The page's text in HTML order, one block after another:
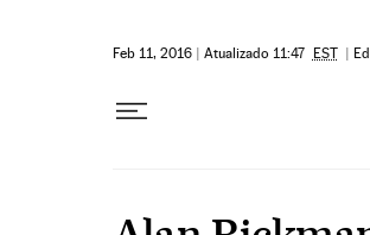
Feb 11, 2016 | Atualizado 11:47 EST |